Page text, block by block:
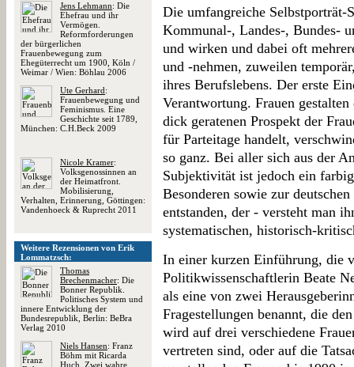
Jens Lehmann: Die
Ehefrau und ihr
Vermögen.
Reformforderungen
der bürgerlichen
Frauenbewegung zum
Ehegüterrecht um 1900, Köln /
Weimar / Wien: Böhlau 2006
Ute Gerhard:
Frauenbewegung und
Feminismus. Eine
Geschichte seit 1789,
München: C.H.Beck 2009
Nicole Kramer:
Volksgenossinnen an
der Heimatfront.
Mobilisierung,
Verhalten, Erinnerung, Göttingen:
Vandenhoeck & Ruprecht 2011
Weitere Rezensionen von Erik
Lommatzsch:
Thomas
Brechenmacher: Die
Bonner Republik.
Politisches System und
innere Entwicklung der
Bundesrepublik, Berlin: BeBra
Verlag 2010
Niels Hansen: Franz
Böhm mit Ricarda
Huch. Zwei wahre
Die umfangreiche Selbstporträt-
Kommunal-, Landes-, Bundes-
und wirken und dabei oft
und -nehmen, zuweilen
ihres Berufslebens. Der erste
Verantwortung. Frauen
dick geratenen Prospekt der
für Parteitage handelt,
so ganz. Bei aller sich aus der
Subjektivität ist jedoch ein
Besonderen sowie zur
entstanden, der - versteht man
systematischen, historisch-
In einer kurzen Einführung, die
Politikwissenschaftlerin Beate
als eine von zwei
Fragestellungen benannt, die
wird auf drei verschiedene
vertreten sind, oder auf die